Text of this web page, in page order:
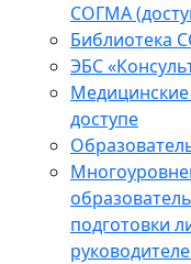
СОГМА
Библиотека
ЭБС
доступе
подготовки